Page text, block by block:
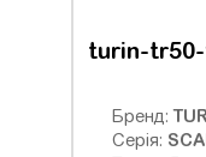
turin-
Бренд:
Серія: